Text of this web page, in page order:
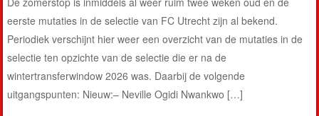
eerste mutaties in de selectie van FC Utrecht zijn al bekend.
Periodiek verschijnt hier weer een overzicht van de mutaties in de
selectie ten opzichte van de selectie die er na de
wintertransferwindow 2026 was. Daarbij de volgende
uitgangspunten: Nieuw:– Neville Ogidi Nwankwo […]